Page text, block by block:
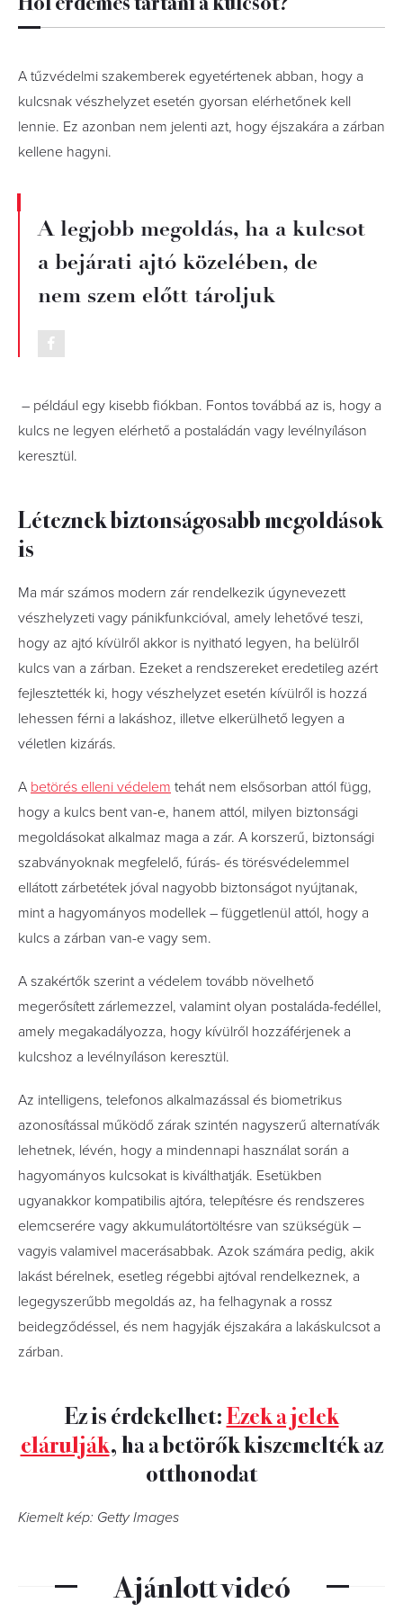
A tűzvédelmi szakemberek egyetértenek abban, hogy a
kulcsnak vészhelyzet esetén gyorsan elérhetőnek kell
lennie. Ez azonban nem jelenti azt, hogy éjszakára a zárban
kellene hagyni.
A legjobb megoldás, ha a kulcsot
a bejárati ajtó közelében, de
nem szem előtt tároljuk
– például egy kisebb fiókban. Fontos továbbá az is, hogy a
kulcs ne legyen elérhető a postaládán vagy levélnyíláson
keresztül.
Léteznek biztonságosabb megoldások
is
Ma már számos modern zár rendelkezik úgynevezett
vészhelyzeti vagy pánikfunkcióval, amely lehetővé teszi,
hogy az ajtó kívülről akkor is nyitható legyen, ha belülről
kulcs van a zárban. Ezeket a rendszereket eredetileg azért
fejlesztették ki, hogy vészhelyzet esetén kívülről is hozzá
lehessen férni a lakáshoz, illetve elkerülhető legyen a
véletlen kizárás.
A betörés elleni védelem tehát nem elsősorban attól függ,
hogy a kulcs bent van-e, hanem attól, milyen biztonsági
megoldásokat alkalmaz maga a zár. A korszerű, biztonsági
szabványoknak megfelelő, fúrás- és törésvédelemmel
ellátott zárbetétek jóval nagyobb biztonságot nyújtanak,
mint a hagyományos modellek – függetlenül attól, hogy a
kulcs a zárban van-e vagy sem.
A szakértők szerint a védelem tovább növelhető
megerősített zárlemezzel, valamint olyan postaláda-fedéllel,
amely megakadályozza, hogy kívülről hozzáférjenek a
kulcshoz a levélnyíláson keresztül.
Az intelligens, telefonos alkalmazással és biometrikus
azonosítással működő zárak szintén nagyszerű alternatívák
lehetnek, lévén, hogy a mindennapi használat során a
hagyományos kulcsokat is kiválthatják. Esetükben
ugyanakkor kompatibilis ajtóra, telepítésre és rendszeres
elemcserére vagy akkumulátortöltésre van szükségük –
vagyis valamivel macerásabbak. Azok számára pedig, akik
lakást bérelnek, esetleg régebbi ajtóval rendelkeznek, a
legegyszerűbb megoldás az, ha felhagynak a rossz
beidegződéssel, és nem hagyják éjszakára a lakáskulcsot a
zárban.
Ez is érdekelhet:Ezek a jelek
elárulják, ha a betörők kiszemelték az
otthonodat
Kiemelt kép: Getty Images
Ajánlott videó